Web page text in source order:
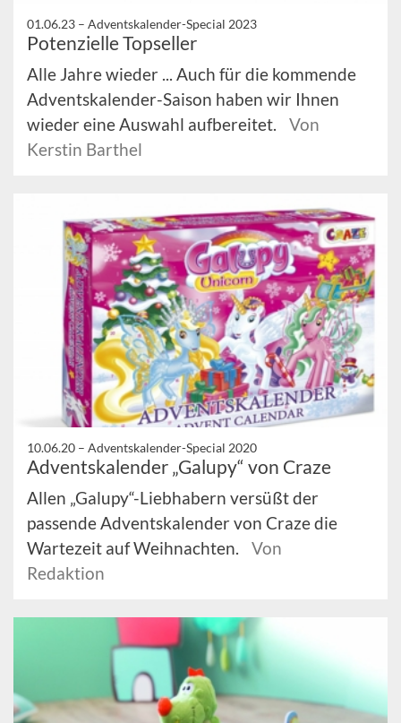
01.06.23 – Adventskalender-Special 2023
Potenzielle Topseller
Alle Jahre wieder ... Auch für die kommende
Adventskalender-Saison haben wir Ihnen
wieder eine Auswahl aufbereitet.
Von
Kerstin Barthel
10.06.20 – Adventskalender-Special 2020
Adventskalender „Galupy“ von Craze
Allen „Galupy“-Liebhabern versüßt der
passende Adventskalender von Craze die
Wartezeit auf Weihnachten.
Von
Redaktion